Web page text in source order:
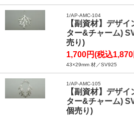
1/AP-AMC-104
【副資材】デザ
ター&チャーム)
売り)
1,700円(税込
43×29mm 材／SV925
1/AP-AMC-105
【副資材】デザ
ター&チャーム)
個売り)